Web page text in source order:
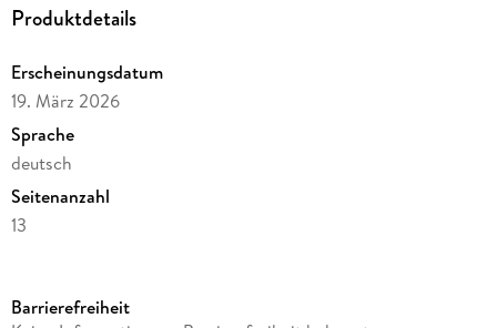
Produktdetails
Erscheinungsdatum
19. März 2026
Sprache
deutsch
Seitenanzahl
13
Produktart
Barrierefreiheit